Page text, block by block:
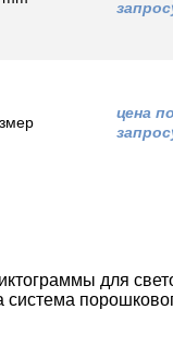
цена по
для